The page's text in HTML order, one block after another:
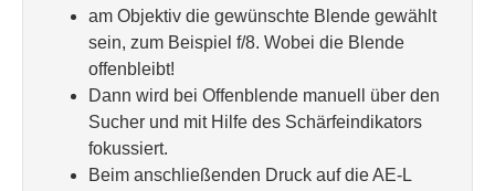
am Objektiv die gewünschte Blende gewählt
sein, zum Beispiel f/8. Wobei die Blende
offenbleibt!
Dann wird bei Offenblende manuell über den
Sucher und mit Hilfe des Schärfeindikators
fokussiert.
Beim anschließenden Druck auf die AE-L